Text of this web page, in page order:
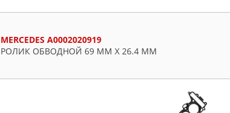
MERCEDES A0002020919
РОЛИК ОБВОДНОЙ 69 MM X 26.4 MM